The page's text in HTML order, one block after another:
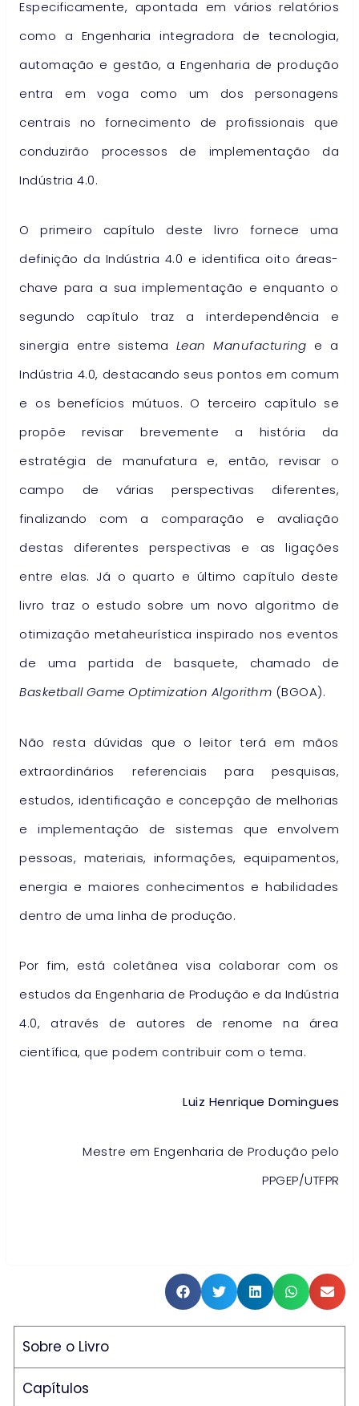
Especificamente, apontada em vários relatórios
como a Engenharia integradora de tecnologia,
automação e gestão, a Engenharia de produção
entra em voga como um dos personagens
centrais no fornecimento de profissionais que
conduzirão processos de implementação da
Indústria 4.0.
O primeiro capítulo deste livro fornece uma
definição da Indústria 4.0 e identifica oito áreas-
chave para a sua implementação e enquanto o
segundo capítulo traz a interdependência e
sinergia entre sistema Lean Manufacturing e a
Indústria 4.0, destacando seus pontos em comum
e os benefícios mútuos. O terceiro capítulo se
propõe revisar brevemente a história da
estratégia de manufatura e, então, revisar o
campo de várias perspectivas diferentes,
finalizando com a comparação e avaliação
destas diferentes perspectivas e as ligações
entre elas. Já o quarto e último capítulo deste
livro traz o estudo sobre um novo algoritmo de
otimização metaheurística inspirado nos eventos
de uma partida de basquete, chamado de
Basketball Game Optimization Algorithm (BGOA).
Não resta dúvidas que o leitor terá em mãos
extraordinários referenciais para pesquisas,
estudos, identificação e concepção de melhorias
e implementação de sistemas que envolvem
pessoas, materiais, informações, equipamentos,
energia e maiores conhecimentos e habilidades
dentro de uma linha de produção.
Por fim, está coletânea visa colaborar com os
estudos da Engenharia de Produção e da Indústria
4.0, através de autores de renome na área
científica, que podem contribuir com o tema.
Luiz Henrique Domingues
Mestre em Engenharia de Produção pelo
PPGEP/UTFPR
Sobre o Livro
Capítulos